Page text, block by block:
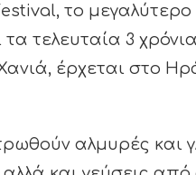
το
τα τελευταία 3
έρχεται στο
αλμυρές και